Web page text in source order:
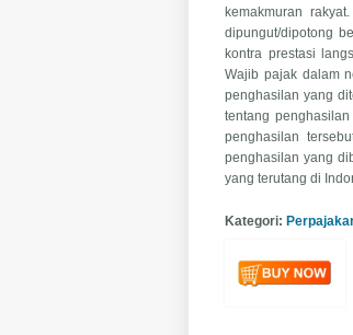
kemakmuran
dipungut/dipotong
kontra prestasi
Wajib pajak dalam
penghasilan yang
tentang
penghasilan
penghasilan yang
yang terutang di
Kategori: